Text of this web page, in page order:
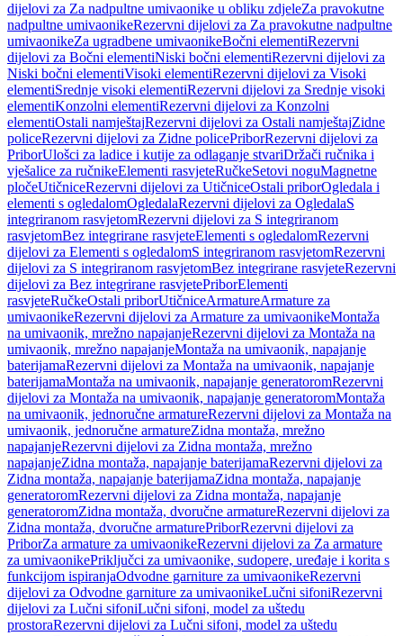
dijelovi za Za nadpultne umivaonike u obliku zdjeleZa pravokutne
nadpultne umivaonikeRezervni dijelovi za Za pravokutne nadpultne
umivaonikeZa ugradbene umivaonikeBočni elementiRezervni
dijelovi za Bočni elementiNiski bočni elementiRezervni dijelovi za
Niski bočni elementiVisoki elementiRezervni dijelovi za Visoki
elementiSrednje visoki elementiRezervni dijelovi za Srednje visoki
elementiKonzolni elementiRezervni dijelovi za Konzolni
elementiOstali namještajRezervni dijelovi za Ostali namještajZidne
policeRezervni dijelovi za Zidne policePriborRezervni dijelovi za
PriborUlošci za ladice i kutije za odlaganje stvariDržači ručnika i
vješalice za ručnikeElementi rasvjeteRučkeSetovi noguMagnetne
pločeUtičniceRezervni dijelovi za UtičniceOstali priborOgledala i
elementi s ogledalomOgledalaRezervni dijelovi za OgledalaS
integriranom rasvjetomRezervni dijelovi za S integriranom
rasvjetomBez integrirane rasvjeteElementi s ogledalomRezervni
dijelovi za Elementi s ogledalomS integriranom rasvjetomRezervni
dijelovi za S integriranom rasvjetomBez integrirane rasvjeteRezervni
dijelovi za Bez integrirane rasvjetePriborElementi
rasvjeteRučkeOstali priborUtičniceArmatureArmature za
umivaonikeRezervni dijelovi za Armature za umivaonikeMontaža
na umivaonik, mrežno napajanjeRezervni dijelovi za Montaža na
umivaonik, mrežno napajanjeMontaža na umivaonik, napajanje
baterijamaRezervni dijelovi za Montaža na umivaonik, napajanje
baterijamaMontaža na umivaonik, napajanje generatoromRezervni
dijelovi za Montaža na umivaonik, napajanje generatoromMontaža
na umivaonik, jednoručne armatureRezervni dijelovi za Montaža na
umivaonik, jednoručne armatureZidna montaža, mrežno
napajanjeRezervni dijelovi za Zidna montaža, mrežno
napajanjeZidna montaža, napajanje baterijamaRezervni dijelovi za
Zidna montaža, napajanje baterijamaZidna montaža, napajanje
generatoromRezervni dijelovi za Zidna montaža, napajanje
generatoromZidna montaža, dvoručne armatureRezervni dijelovi za
Zidna montaža, dvoručne armaturePriborRezervni dijelovi za
PriborZa armature za umivaonikeRezervni dijelovi za Za armature
za umivaonikePriključci za umivaonike, sudopere, uređaje i korita s
funkcijom ispiranjaOdvodne garniture za umivaonikeRezervni
dijelovi za Odvodne garniture za umivaonikeLučni sifoniRezervni
dijelovi za Lučni sifoniLučni sifoni, model za uštedu
prostoraRezervni dijelovi za Lučni sifoni, model za uštedu